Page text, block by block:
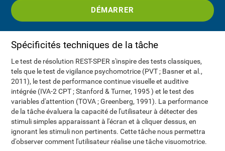
DÉMARRER
Spécificités techniques de la tâche
Le test de résolution REST-SPER s'inspire des tests classiques,
tels que le test de vigilance psychomotrice (PVT ; Basner et al.,
2011), le test de performance continue visuelle et auditive
intégrée (IVA-2 CPT ; Stanford & Turner, 1995 ) et le test des
variables d'attention (TOVA ; Greenberg, 1991). La performance
de la tâche évaluera la capacité de l'utilisateur à détecter des
stimuli simples apparaissant à l'écran et à cliquer dessus, en
ignorant les stimuli non pertinents. Cette tâche nous permettra
d'observer comment l'utilisateur réalise une tâche visuomotrice.